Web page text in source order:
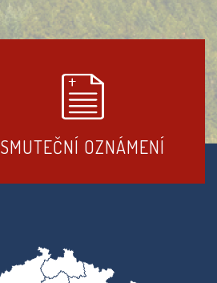
SMUTEČNÍ OZNÁMENÍ